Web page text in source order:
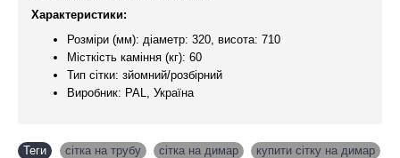
Характеристики:
Розміри (мм): діаметр: 320, висота: 710
Місткість каміння (кг): 60
Тип сітки: зйомний/розбірний
Виробник: PAL, Україна
Теги сітка на трубу сітка на димар
купити сітку на димар